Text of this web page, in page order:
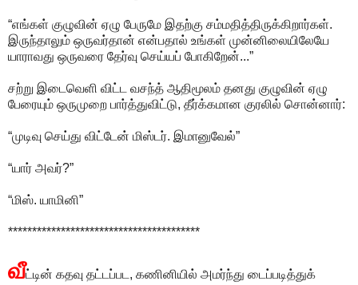
“எங்கள் குழுவின் ஏழு பேருமே இதற்கு சம்மதித்திருக்கிறார்கள்.
இருந்தாலும் ஒருவர்தான் என்பதால் உங்கள் முன்னிலையிலேயே
யாராவது ஒருவரை தேர்வு செய்யப் போகிறேன்...”
சற்று இடைவெளி விட்ட வசந்த் ஆதிமூலம் தனது குழுவின் ஏழு
பேரையும் ஒருமுறை பார்த்துவிட்டு, தீர்க்கமான குரலில் சொன்னார்:
“முடிவு செய்து விட்டேன் மிஸ்டர். இமானுவேல்”
“யார் அவர்?”
“மிஸ். யாமினி”
****************************************
வீட்டின் கதவு தட்டப்பட, கணினியில் அமர்ந்து டைப்படித்துக்